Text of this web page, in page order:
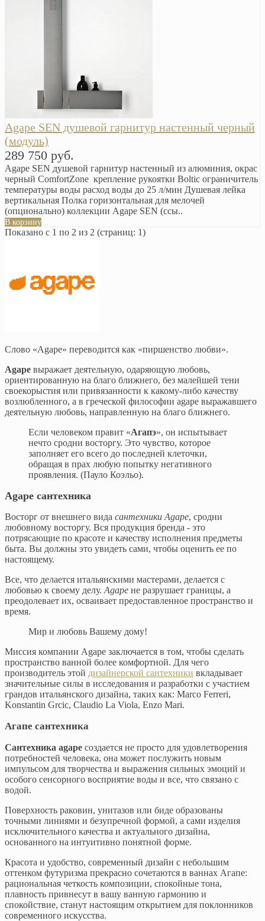
Agape SEN душевой гарнитур настенный черный
(модуль)
289 750 руб.
Agape SEN душевой гарнитур настенный из алюминия, окрас
черный ComfortZone крепление рукоятки Boltic ограничитель
температуры воды расход воды до 25 л/мин Душевая лейка
вертикальная Полка горизонтальная для мелочей
(опционально) коллекции Agape SEN (ссы..
В корзину
Показано с 1 по 2 из 2 (страниц: 1)
Слово «Agape» переводится как «пиршенcтво любви».
Agape выражает деятельную, одаряющую любовь,
ориентированную на благо ближнего, без малейшей тени
своекорыстия или привязанности к какому-либо качеству
возлюбленного, а в греческой философии agape выражавшего
деятельную любовь, направленную на благо ближнего.
Если человеком правит «Агапэ», он испытывает
нечто сродни восторгу. Это чувство, которое
заполняет его всего до последней клеточки,
обращая в прах любую попытку негативного
проявления. (Пауло Коэльо).
Agape сантехника
Восторг от внешнего вида сантехники Agape, сродни
любовному восторгу. Вся продукция бренда - это
потрясающие по красоте и качеству исполнения предметы
быта. Вы должны это увидеть сами, чтобы оценить ее по
настоящему.
Все, что делается итальянскими мастерами, делается с
любовью к своему делу. Agape не разрушает границы, а
преодолевает их, осваивает предоставленное пространство и
время.
Мир и любовь Вашему дому!
Миссия компании Agape заключается в том, чтобы сделать
пространство ванной более комфортной. Для чего
производитель этой дизайнерской сантехники вкладывает
значительные силы в исследования и разработки с участием
грандов итальянского дизайна, таких как: Marco Ferreri,
Konstantin Grcic, Claudio La Viola, Enzo Mari.
Агапе сантехника
Сантехника agape создается не просто для удовлетворения
потребностей человека, она может послужить новым
импульсом для творчества и выражения сильных эмоций и
особого сенсорного восприятие воды и все, что связано с
водой.
Поверхность раковин, унитазов или биде образованы
точными линиями и безупречной формой, а сами изделия
исключительного качества и актуального дизайна,
основанного на интуитивно понятной форме.
Красота и удобство, современный дизайн с небольшим
оттенком футуризма прекрасно сочетаются в ваннах Агапе:
рациональная четкость композиции, спокойные тона,
плавность привнесут в вашу ванную гармонию и
спокойствие, станут настоящим открытием для поклонников
современного искусства.